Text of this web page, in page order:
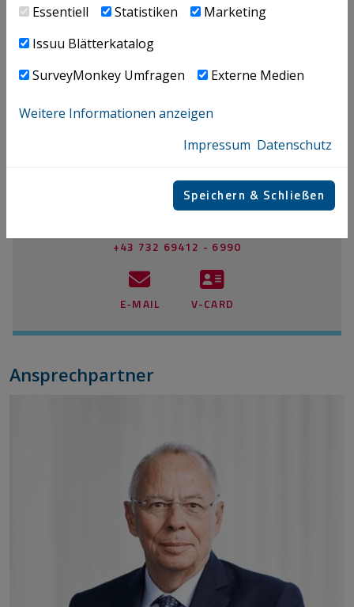
Bendlinger Valentin
+43 732 69412 - 6846
+43 732 69412 - 6990
E-MAIL V-CARD
Ansprechpartner
Essentiell Statistiken
Marketing
Issuu Blätterkatalog
SurveyMonkey Umfragen
Externe Medien
Weitere Informationen anzeigen
Impressum Datenschutz
Speichern & Schließen